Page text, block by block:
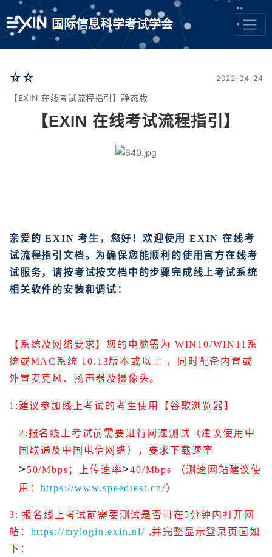
国际信息科学考试学会
☆☆ 2022-04-24
【EXIN 在线考试流程指引】静态版
【EXIN 在线考试流程指引】
亲爱的 EXIN 考生，您好！欢迎使用 EXIN 在线考
试流程指引文档。为确保您能顺利的使用官方在线考
试服务，请按考试按文档中的步骤完成线上考试系统
相关软件的安装和调试：
【系统及网络要求】您的电脑需为 WIN10/WIN11系
统或MAC系统 10.13版本或以上 ，同时配备内置或
外置麦克风、扬声器及摄像头。
1: 建议参加线上考试的考生使用【谷歌浏览器】
2:报名线上考试前需要进行网速测试（建议使用中
国联通及中国电信网络），要求下载速率
>50/Mbps ；上传速率>40/Mbps
（测速网站建议使
用： https://www.speedtest.cn/）
3:报名线上考试前需要测试是否可在5分钟内打开网
站： https://mylogin.exin.nl/ ,并完整显示登录页面如
下：